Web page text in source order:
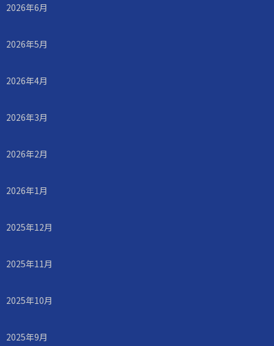
2026年6月
2026年5月
2026年4月
2026年3月
2026年2月
2026年1月
2025年12月
2025年11月
2025年10月
2025年9月